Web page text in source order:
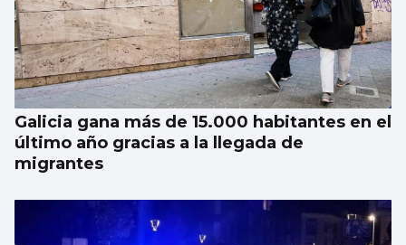
Tres goles de Hugo González en 3:29 de
partido pero en tan solo 1:35 de juego real
Galicia gana más de 15.000 habitantes en el
último año gracias a la llegada de
migrantes